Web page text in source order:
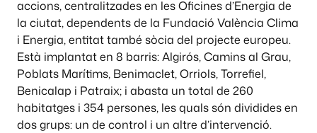
accions, centralitzades en les Oficines d’Energia de
la ciutat, dependents de la Fundació València Clima
i Energia, entitat també sòcia del projecte europeu.
Està implantat en 8 barris: Algirós, Camins al Grau,
Poblats Marítims, Benimaclet, Orriols, Torrefiel,
Benicalap i Patraix; i abasta un total de 260
habitatges i 354 persones, les quals són dividides en
dos grups: un de control i un altre d’intervenció.